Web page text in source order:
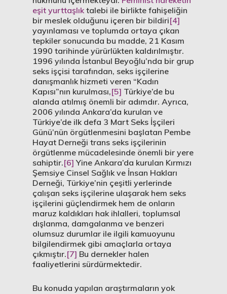
eşit yurttaşlıktalebi ile birlikte fahişeliğin
bir meslek olduğunu içeren bir bildiri[4]
yayınlaması ve toplumda ortaya çıkan
tepkiler sonucunda bu madde, 21 Kasım
1990 tarihinde yürürlükten kaldırılmıştır.
1996 yılında İstanbul Beyoğlu’nda bir grup
seks işçisi tarafından, seks işçilerine
danışmanlık hizmeti veren “Kadın
Kapısı”nın kurulması,[5] Türkiye’de bu
alanda atılmış önemli bir adımdır. Ayrıca,
2006 yılında Ankara’da kurulan ve
Türkiye’de ilk defa 3 Mart Seks İşçileri
Günü’nün örgütlenmesini başlatan Pembe
Hayat Derneği trans seks işçilerinin
örgütlenme mücadelesinde önemli bir yere
sahiptir.[6] Yine Ankara’da kurulan Kırmızı
Şemsiye Cinsel Sağlık ve İnsan Hakları
Derneği, Türkiye’nin çeşitli yerlerinde
çalışan seks işçilerine ulaşarak hem seks
işçilerini güçlendirmek hem de onların
maruz kaldıkları hak ihlalleri, toplumsal
dışlanma, damgalanma ve benzeri
olumsuz durumlar ile ilgili kamuoyunu
bilgilendirmek gibi amaçlarla ortaya
çıkmıştır.[7] Bu dernekler halen
faaliyetlerini sürdürmektedir.
Bu konuda yapılan araştırmaların yok